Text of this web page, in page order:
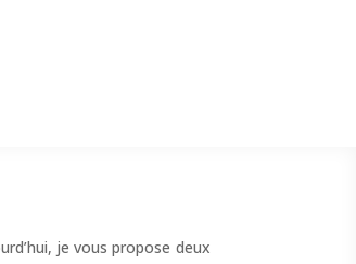
je vous propose deux